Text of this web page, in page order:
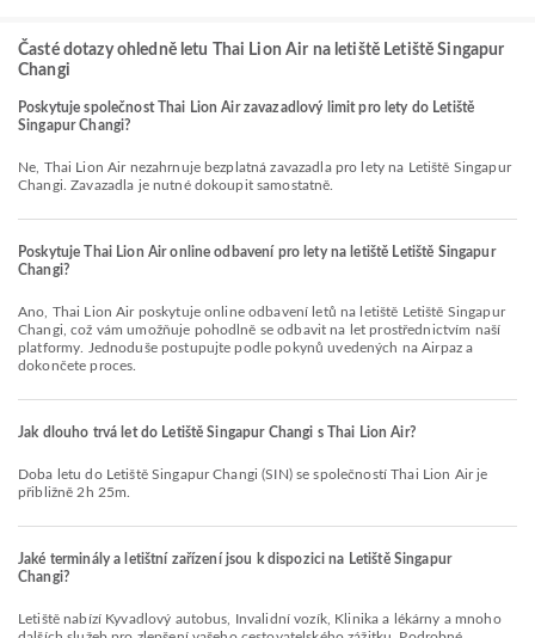
Časté dotazy ohledně letu Thai Lion Air na letiště Letiště Singapur
Changi
Poskytuje společnost Thai Lion Air zavazadlový limit pro lety do Letiště
Singapur Changi?
Ne, Thai Lion Air nezahrnuje bezplatná zavazadla pro lety na Letiště Singapur
Changi. Zavazadla je nutné dokoupit samostatně.
Poskytuje Thai Lion Air online odbavení pro lety na letiště Letiště Singapur
Changi?
Ano, Thai Lion Air poskytuje online odbavení letů na letiště Letiště Singapur
Changi, což vám umožňuje pohodlně se odbavit na let prostřednictvím naší
platformy. Jednoduše postupujte podle pokynů uvedených na Airpaz a
dokončete proces.
Jak dlouho trvá let do Letiště Singapur Changi s Thai Lion Air?
Doba letu do Letiště Singapur Changi (SIN) se společností Thai Lion Air je
přibližně 2h 25m.
Jaké terminály a letištní zařízení jsou k dispozici na Letiště Singapur
Changi?
Letiště nabízí Kyvadlový autobus, Invalidní vozík, Klinika a lékárny a mnoho